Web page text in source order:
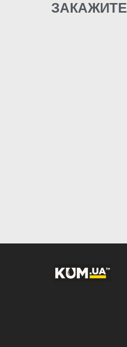
ЗАКАЖИТЕ